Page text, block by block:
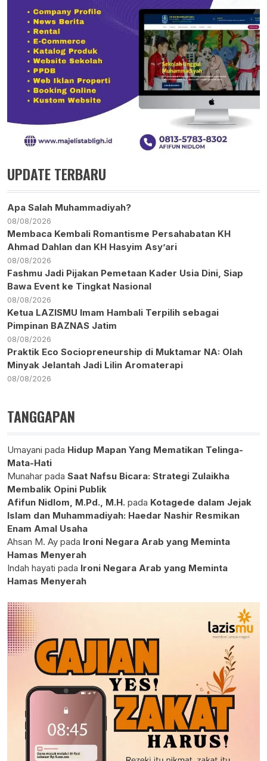
UPDATE TERBARU
Apa Salah Muhammadiyah?
08/08/2026
Membaca Kembali Romantisme Persahabatan KH
Ahmad Dahlan dan KH Hasyim Asy’ari
08/08/2026
Fashmu Jadi Pijakan Pemetaan Kader Usia Dini, Siap
Bawa Event ke Tingkat Nasional
08/08/2026
Ketua LAZISMU Imam Hambali Terpilih sebagai
Pimpinan BAZNAS Jatim
08/08/2026
Praktik Eco Sociopreneurship di Muktamar NA: Olah
Minyak Jelantah Jadi Lilin Aromaterapi
08/08/2026
TANGGAPAN
Umayani pada Hidup Mapan Yang Mematikan Telinga-
Mata-Hati
Munahar pada Saat Nafsu Bicara: Strategi Zulaikha
Membalik Opini Publik
Afifun Nidlom, M.Pd., M.H. pada Kotagede dalam Jejak
Islam dan Muhammadiyah: Haedar Nashir Resmikan
Enam Amal Usaha
Ahsan M. Ay pada Ironi Negara Arab yang Meminta
Hamas Menyerah
Indah hayati pada Ironi Negara Arab yang Meminta
Hamas Menyerah